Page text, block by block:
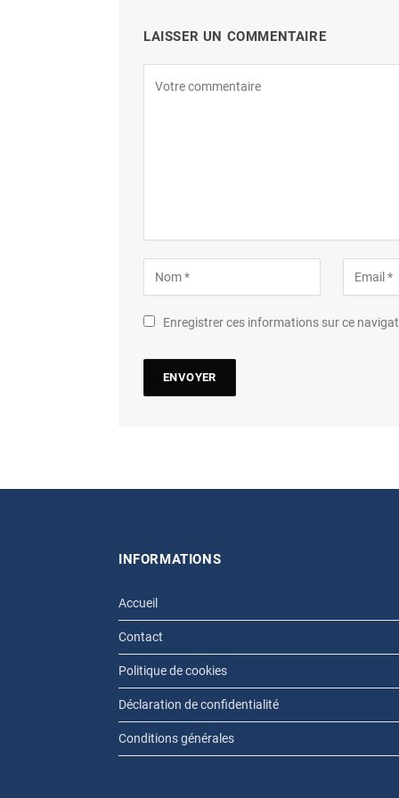
LAISSER UN COMMENTAIRE
Enregistrer ces informations sur ce
INFORMATIONS
Accueil
Contact
Politique de cookies
Déclaration de confidentialité
Conditions générales